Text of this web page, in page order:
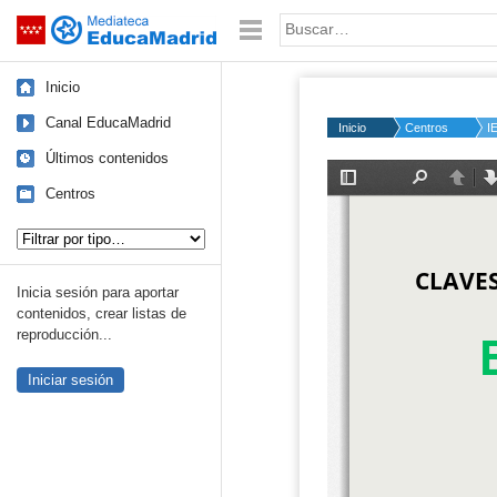
Saltar navegación Palabra o frase:
Inicio
Canal EducaMadrid
Últimos contenidos
Centros
Inicia sesión para aportar
contenidos, crear listas de
reproducción...
Iniciar sesión
Inicio Centros